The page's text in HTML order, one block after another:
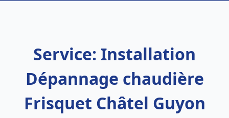
Service: Installation
Dépannage chaudière
Frisquet Châtel Guyon